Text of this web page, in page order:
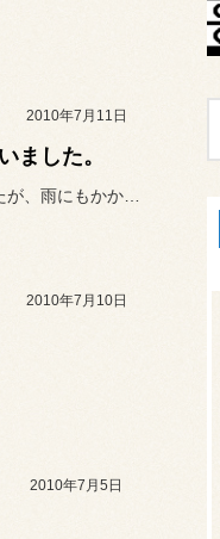
2010年7月11日
ました。
2010年7月10日
2010年7月5日